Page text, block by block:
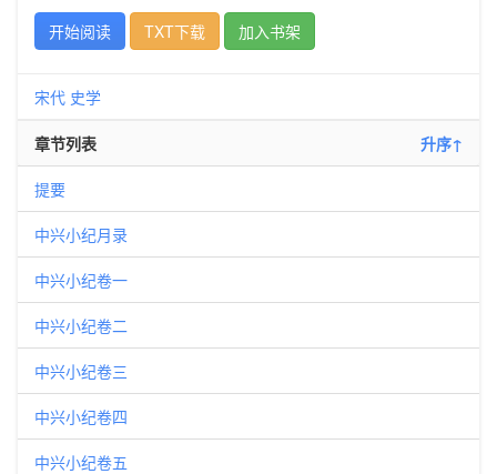
开始阅读
TXT下载 加入书架
宋代 史学
章节列表 升序↑
提要
中兴小纪月录
中兴小纪卷一
中兴小纪卷二
中兴小纪卷三
中兴小纪卷四
中兴小纪卷五